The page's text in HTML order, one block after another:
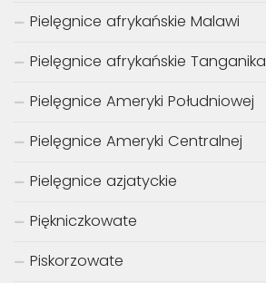
Pielęgnice afrykańskie Malawi
Pielęgnice afrykańskie Tanganika
Pielęgnice Ameryki Południowej
Pielęgnice Ameryki Centralnej
Pielęgnice azjatyckie
Piękniczkowate
Piskorzowate